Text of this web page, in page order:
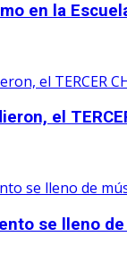
en la
el
se lleno